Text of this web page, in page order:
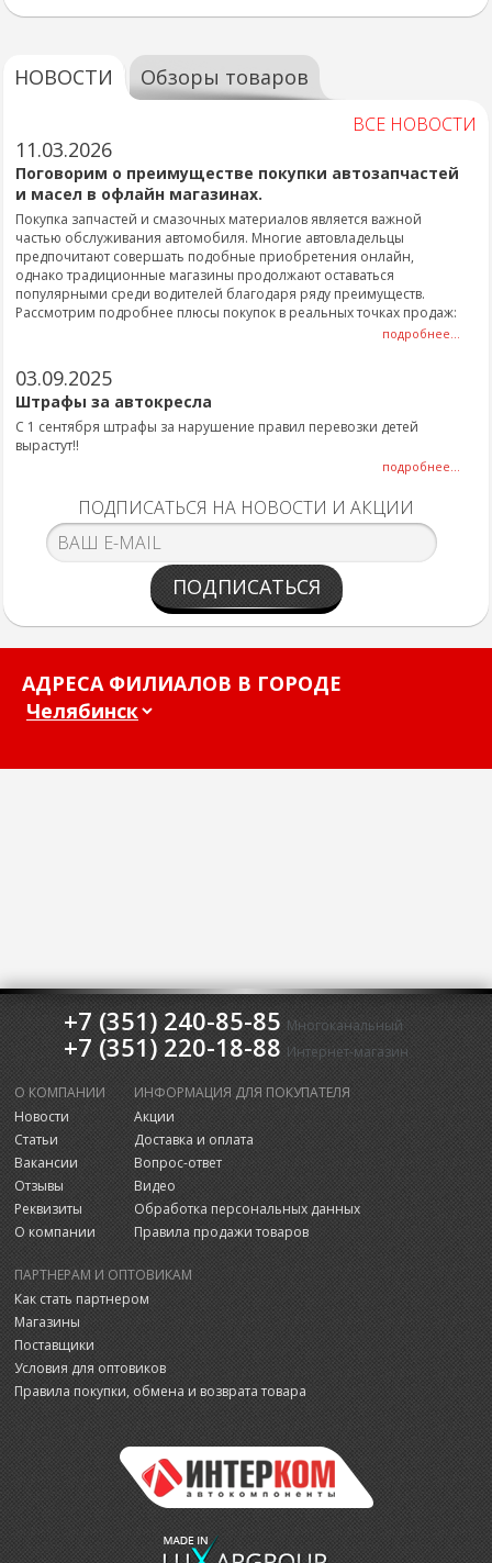
НОВОСТИ Обзоры товаров
ВСЕ НОВОСТИ
11.03.2026
Поговорим о преимуществе покупки автозапчастей
и масел в офлайн магазинах.
Покупка запчастей и смазочных материалов является важной
частью обслуживания автомобиля. Многие автовладельцы
предпочитают совершать подобные приобретения онлайн,
однако традиционные магазины продолжают оставаться
популярными среди водителей благодаря ряду преимуществ.
Рассмотрим подробнее плюсы покупок в реальных точках продаж:
подробнее...
03.09.2025
Штрафы за автокресла
С 1 сентября штрафы за нарушение правил перевозки детей
вырастут!!
подробнее...
ПОДПИСАТЬСЯ НА НОВОСТИ И АКЦИИ
ПОДПИСАТЬСЯ
АДРЕСА ФИЛИАЛОВ В ГОРОДЕ
+7 (351) 240-85-85 Многоканальный
+7 (351) 220-18-88 Интернет-магазин
О КОМПАНИИ
Новости
Статьи
Вакансии
Отзывы
Реквизиты
О компании
ИНФОРМАЦИЯ ДЛЯ ПОКУПАТЕЛЯ
Акции
Доставка и оплата
Вопрос-ответ
Видео
Обработка персональных данных
Правила продажи товаров
ПАРТНЕРАМ И ОПТОВИКАМ
Как стать партнером
Магазины
Поставщики
Условия для оптовиков
Правила покупки, обмена и возврата товара